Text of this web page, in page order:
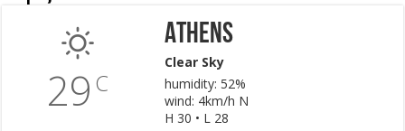
29 C
Athens
Clear Sky
humidity: 52%
wind: 4km/h N
H 30 • L 28